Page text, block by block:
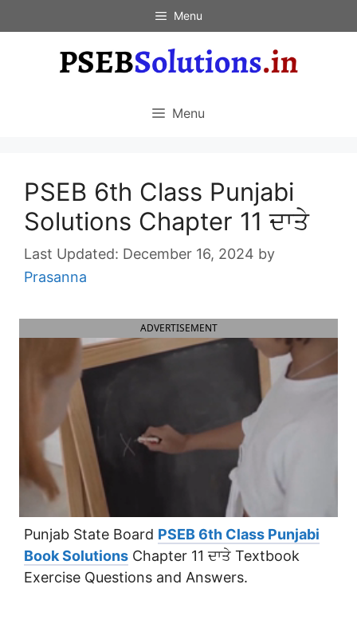
to
Menu
Menu
PSEB 6th Class Punjabi
Solutions Chapter 11 ਦਾਤੇ
December 16, 2024 by
Prasanna
ADVERTISEMENT
Punjab State Board PSEB 6th Class Punjabi
Book Solutions Chapter 11 ਦਾਤੇ Textbook
Exercise Questions and Answers.